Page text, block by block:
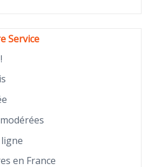
Service
en France